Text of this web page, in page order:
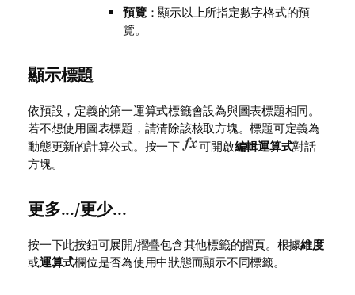
預覽：顯示以上所指定數字格式的預
覽。
顯示標題
依預設，定義的第一運算式標籤會設為與圖表標題相同。
若不想使用圖表標題，請清除該核取方塊。標題可定義為
動態更新的計算公式。按一下
可開啟編輯運算式對話
方塊。
更多.../更少...
按一下此按鈕可展開/摺疊包含其他標籤的摺頁。根據維度
或運算式欄位是否為使用中狀態而顯示不同標籤。